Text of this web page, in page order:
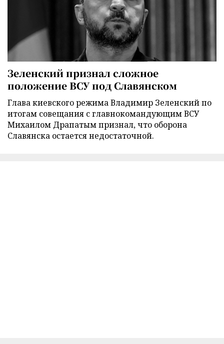
Зеленский признал сложное
положение ВСУ под Славянском
Глава киевского режима Владимир Зеленский по
итогам совещания с главнокомандующим ВСУ
Михаилом Драпатым признал, что оборона
Славянска остается недостаточной.